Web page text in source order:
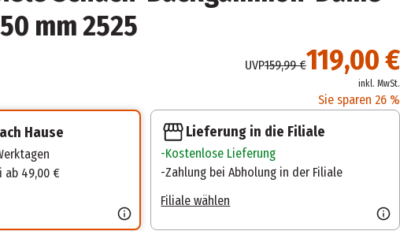
mm 2525
119,00 €
UVP159,99 €
inkl. MwSt.
Sie sparen 26 %
Hause
ab 49,00 €
Lieferung in die Filiale
Kostenlose Lieferung
Zahlung bei Abholung in der Filiale
Filiale wählen